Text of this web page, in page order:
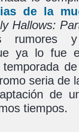
de la
Hallows:
rumores
ya lo
temporada
seria de
de
tiempos.